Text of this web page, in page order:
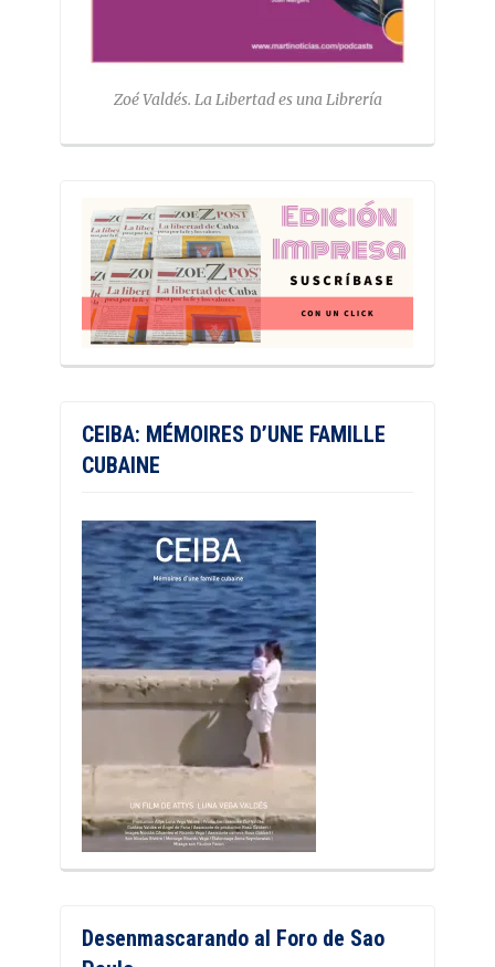
Zoé Valdés. La Libertad es una Librería
CEIBA: MÉMOIRES D’UNE FAMILLE
CUBAINE
Desenmascarando al Foro de Sao